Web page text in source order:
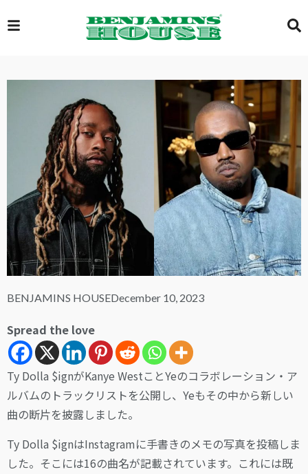
EXCLUSIVE
GLOBAL
VIDEOS
GALLERY
LOGIN
BENJAMINS HOUSEDecember 10, 2023
Spread the love
Ty Dolla $ignがKanye WestことYeのコラボレーション・ア
ルバムのトラックリストを公開し、Yeもその中から新しい
曲の断片を披露しました。
Ty Dolla $ignはInstagramに手書きのメモの写真を投稿しま
した。そこには16の曲名が記載されています。これには既